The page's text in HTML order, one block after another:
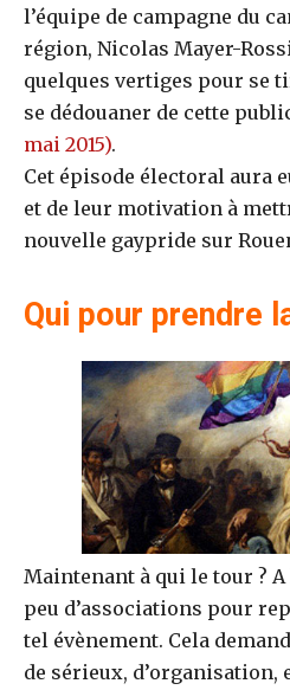
l’équipe de campagne du
région, Nicolas Mayer-
quelques vertiges pour se
se dédouaner de cette
mai 2015).
Cet épisode électoral aura
et de leur motivation à
nouvelle gaypride sur
Qui pour prendre
Maintenant à qui le tour ?
peu d’associations pour
tel évènement. Cela
de sérieux, d’organisation,